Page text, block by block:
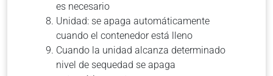
es necesario
Unidad: se apaga automáticamente
cuando el contenedor está lleno
Cuando la unidad alcanza determinado
nivel de sequedad se apaga